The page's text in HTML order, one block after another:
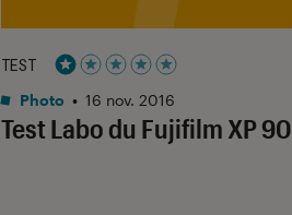
Test Labo du Fujifilm XP 90
TEST
Noté 1 étoiles sur 5
Photo • 16 nov. 2016